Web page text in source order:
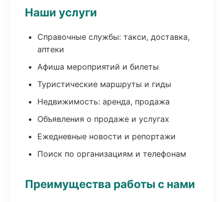
Наши услуги
Справочные службы: такси, доставка,
аптеки
Афиша мероприятий и билеты
Туристические маршруты и гиды
Недвижимость: аренда, продажа
Объявления о продаже и услугах
Ежедневные новости и репортажи
Поиск по организациям и телефонам
Преимущества работы с нами